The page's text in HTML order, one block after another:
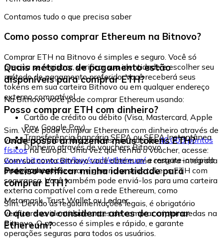
Contamos tudo o que precisa saber
Como posso comprar Ethereum na Bitnovo?
Comprar ETH na Bitnovo é simples e seguro. Você só
precisa se registrar, verificar sua identidade e escolher seu
método de pagamento preferido. Você receberá seus
tokens em sua carteira Bitnovo ou em qualquer endereço
externo compatível.
Quais métodos de pagamento estão
disponíveis para comprar ETH?
Na Bitnovo você pode comprar Ethereum usando:
Cartão de crédito ou débito (Visa, Mastercard, Apple
Pay, Google Pay)
Transferência bancária SEPA ou SEPA Instantânea
Dinheiro através de vouchers Bitnovo
Posso comprar ETH com dinheiro?
Sim. Você pode comprar Ethereum com dinheiro através de
vouchers Bitnovo, disponíveis em mais de40.000 pontos
físicosna Europa. Uma vez que tenha o voucher, acesse:
www.bitnovo.com/buy/cash/ethereum/e resgate-o rápida
e seguramente.
Onde posso armazenar meus tokens ETH?
Com sua conta Bitnovo você obtém uma carteira integrada
onde pode armazenar e gerenciar seus tokens ETH com
segurança. Você também pode enviá-los para uma carteira
externa compatível com a rede Ethereum, como
Metamask, Trust Wallet ou Ledger.
Preciso verificar minha identidade para
comprar ETH?
Sim. Devido às regulamentações legais, é obrigatório
verificar sua identidade antes de comprar criptomoedas na
Bitnovo. O processo é simples e rápido, e garante
operações seguras para todos os usuários.
O que devo considerar antes de comprar
Ethereum?